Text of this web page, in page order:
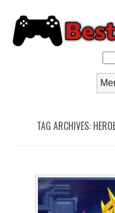
TAG ARCHIVES: